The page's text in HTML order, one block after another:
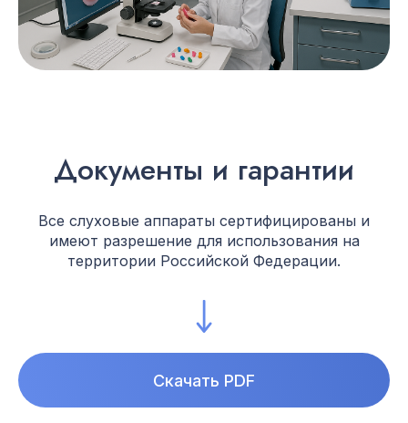
Документы и гарантии
Все слуховые аппараты сертифицированы и
имеют разрешение для использования на
территории Российской Федерации.
Скачать PDF